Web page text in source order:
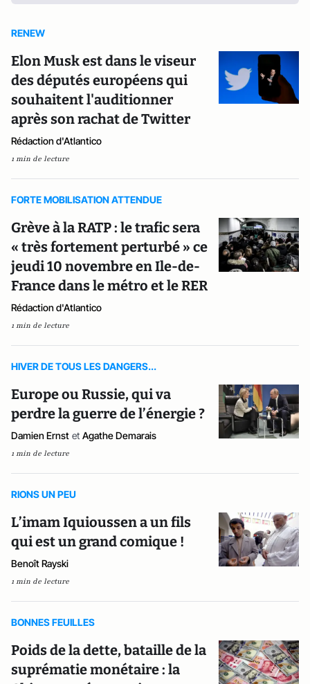
RENEW
Elon Musk est dans le viseur
des députés européens qui
souhaitent l'auditionner
après son rachat de Twitter
Rédaction d'Atlantico
1 min de lecture
FORTE MOBILISATION ATTENDUE
Grève à la RATP : le trafic sera
« très fortement perturbé » ce
jeudi 10 novembre en Ile-de-
France dans le métro et le RER
Rédaction d'Atlantico
1 min de lecture
HIVER DE TOUS LES DANGERS...
Europe ou Russie, qui va
perdre la guerre de l’énergie ?
Damien Ernst et Agathe Demarais
1 min de lecture
RIONS UN PEU
L’imam Iquioussen a un fils
qui est un grand comique !
Benoît Rayski
1 min de lecture
BONNES FEUILLES
Poids de la dette, bataille de la
suprématie monétaire : la